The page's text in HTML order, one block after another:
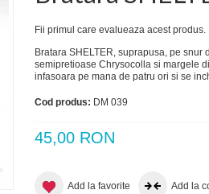
Fii primul care evalueaza acest produs.
Bratara SHELTER, suprapusa, pe
semipretioase Chrysocolla si margele
infasoara pe mana de patru ori si se
Cod produs: DM 039
45,00 RON
Add la favorite Add la